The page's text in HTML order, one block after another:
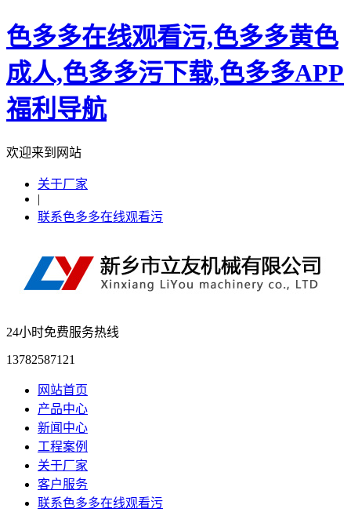
色多多在线观看污,色多多黄色
成人,色多多污下载,色多多APP
福利导航
欢迎来到网站
关于厂家
|
联系色多多在线观看污
24小时免费服务热线
13782587121
网站首页
产品中心
新闻中心
工程案例
关于厂家
客户服务
联系色多多在线观看污